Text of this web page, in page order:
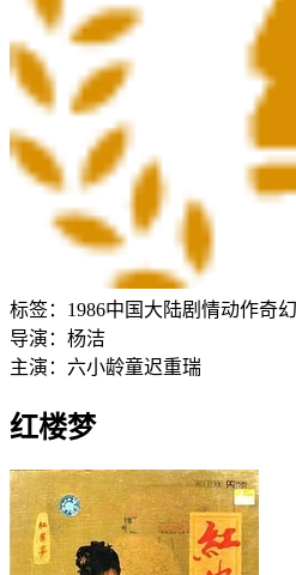
标签： 1986中国大陆剧情动作奇幻
导演： 杨洁
主演： 六小龄童迟重瑞
红楼梦